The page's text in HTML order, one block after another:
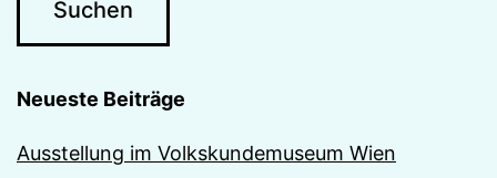
Neueste Beiträge
Ausstellung im Volkskundemuseum Wien